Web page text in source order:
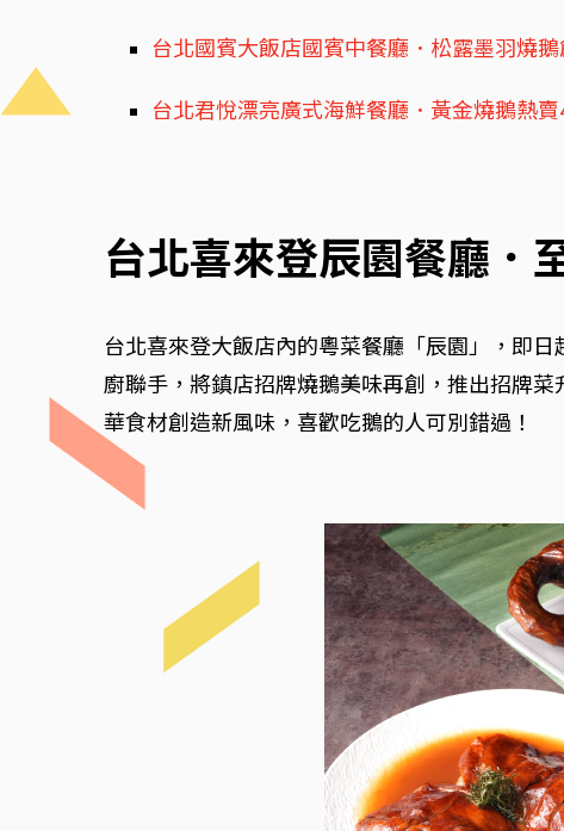
台北國賓大飯店國賓中餐廳．松露墨羽燒
台北君悅漂亮廣式海鮮餐廳．黃金燒鵝熱
台北喜來登辰園餐廳．
台北喜來登大飯店內的粵菜餐廳「辰園」，即
廚聯手，將鎮店招牌燒鵝美味再創，推出招牌
華食材創造新風味，喜歡吃鵝的人可別錯過！